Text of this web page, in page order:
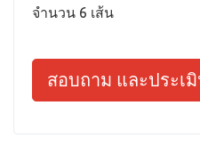
จำนวน 6 เส้น
สอบถาม และประเ